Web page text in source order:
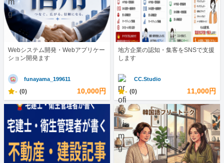
Webシステム開発・Webアプリケー
ション開発ます
funayama_199611
- (0) 10,000円
地方企業の認知・集客をSNSで支援
します
CC.Studio
- (0) 11,000円